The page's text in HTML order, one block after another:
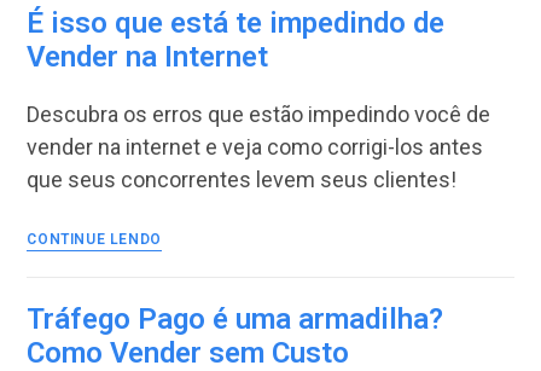
Blogs:
Meu
Segredo
Vender
É isso que está te impedindo de
Vender na Internet
Descubra os erros que estão impedindo você de
vender na internet e veja como corrigi-los antes
que seus concorrentes levem seus clientes!
CONTINUE LENDO
isso
te
impedindo
Tráfego Pago é uma armadilha?
Como Vender sem Custo